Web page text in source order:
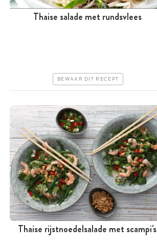
Thaise salade met rundsvlees
BEWAAR DIT RECEPT
Thaise rijstnoedelsalade met scampi's